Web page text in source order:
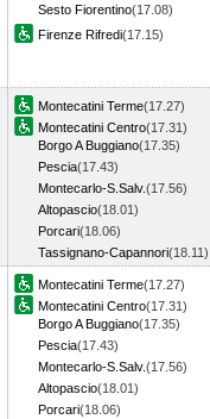
Sesto Fiorentino(17.08)
Firenze Rifredi(17.15)
Montecatini Terme(17.27)
Montecatini Centro(17.31)
Borgo A Buggiano(17.35)
Pescia(17.43)
Montecarlo-S.Salv.(17.56)
Altopascio(18.01)
Porcari(18.06)
Tassignano-Capannori(18.11)
Montecatini Terme(17.27)
Montecatini Centro(17.31)
Borgo A Buggiano(17.35)
Pescia(17.43)
Montecarlo-S.Salv.(17.56)
Altopascio(18.01)
Porcari(18.06)